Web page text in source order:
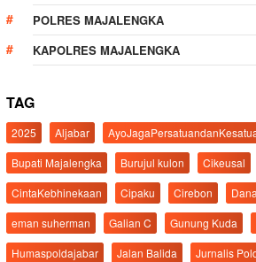
POLRES MAJALENGKA
KAPOLRES MAJALENGKA
TAG
2025 Aljabar
Bupati Majalengka
Burujul kulon Cikeusal
CintaKebhinekaan
Cipaku Cirebon
eman suherman
Galian C Gunung Kuda
Humaspoldajabar
Jalan Balida
Jurnalis